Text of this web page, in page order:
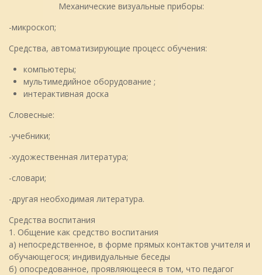
Механические визуальные приборы:
-микроскоп;
Средства, автоматизирующие процесс обучения:
компьютеры;
мультимедийное оборудование ;
интерактивная доска
Словесные:
-учебники;
-художественная литература;
-словари;
-другая необходимая литература.
Средства воспитания
1. Общение как средство воспитания
а) непосредственное, в форме прямых контактов учителя и
обучающегося; индивидуальные беседы
б) опосредованное, проявляющееся в том, что педагог